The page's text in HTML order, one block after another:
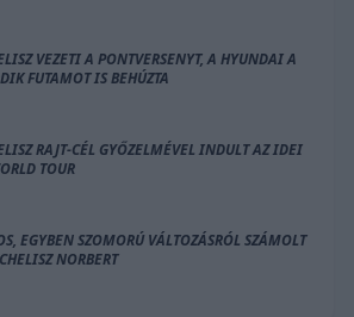
VEZETI A PONTVERSENYT, A HYUNDAI A
FUTAMOT IS BEHÚZTA
RAJT-CÉL GYŐZELMÉVEL INDULT AZ IDEI
TOUR
EGYBEN SZOMORÚ VÁLTOZÁSRÓL SZÁMOLT
NORBERT